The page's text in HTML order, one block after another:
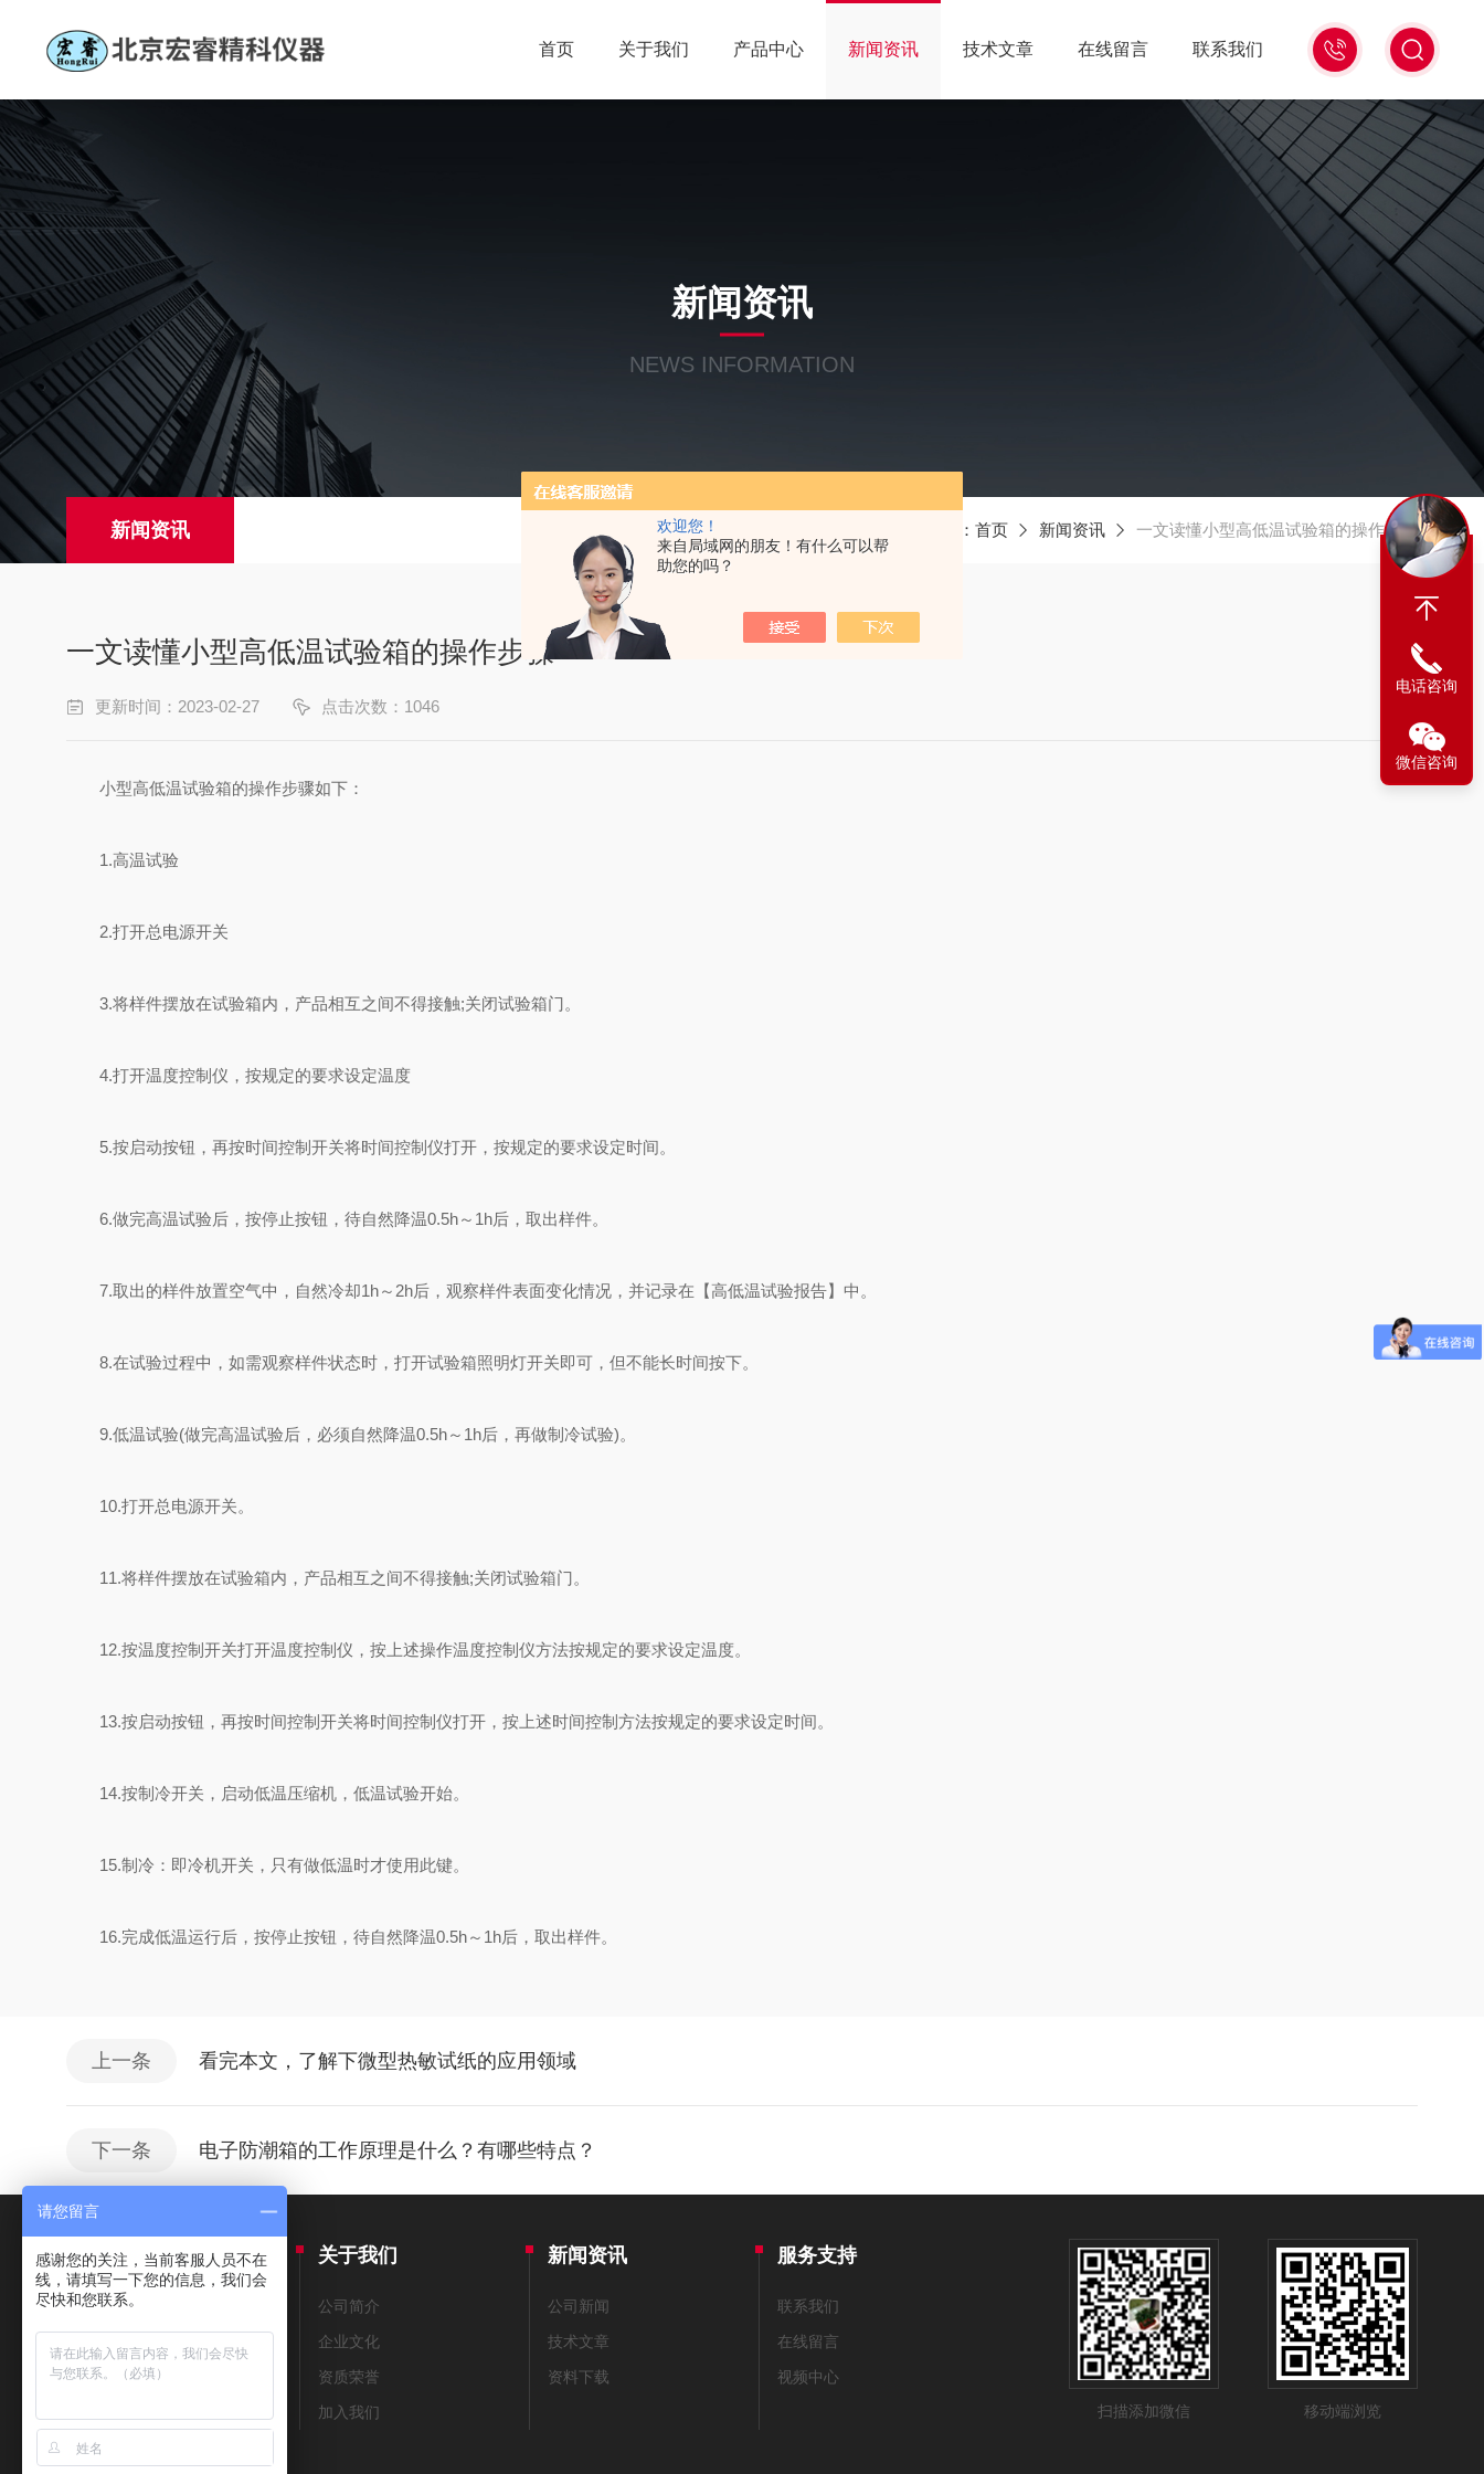
欢迎您！
来自局域网的朋友！有什么可以帮
助您的吗？
13439477936
首页 关于我们 产品中心 新闻资讯 技术文章 在线留言 联系我们
新闻资讯
NEWS INFORMATION
新闻资讯 当前位置： 首页 新闻资讯 一文读懂小型高低温试验箱的操作步骤
一文读懂小型高低温试验箱的操作步骤
更新时间：2023-02-27 点击次数：1046
小型高低温试验箱的操作步骤如下：
1.高温试验
2.打开总电源开关
3.将样件摆放在试验箱内，产品相互之间不得接触;关闭试验箱门。
4.打开温度控制仪，按规定的要求设定温度
5.按启动按钮，再按时间控制开关将时间控制仪打开，按规定的要求设定时间。
6.做完高温试验后，按停止按钮，待自然降温0.5h～1h后，取出样件。
7.取出的样件放置空气中，自然冷却1h～2h后，观察样件表面变化情况，并记录在【高低温试验报告】中。
8.在试验过程中，如需观察样件状态时，打开试验箱照明灯开关即可，但不能长时间按下。
9.低温试验(做完高温试验后，必须自然降温0.5h～1h后，再做制冷试验)。
10.打开总电源开关。
11.将样件摆放在试验箱内，产品相互之间不得接触;关闭试验箱门。
12.按温度控制开关打开温度控制仪，按上述操作温度控制仪方法按规定的要求设定温度。
13.按启动按钮，再按时间控制开关将时间控制仪打开，按上述时间控制方法按规定的要求设定时间。
14.按制冷开关，启动低温压缩机，低温试验开始。
15.制冷：即冷机开关，只有做低温时才使用此键。
16.完成低温运行后，按停止按钮，待自然降温0.5h～1h后，取出样件。
上一条 看完本文，了解下微型热敏试纸的应用领域
下一条 电子防潮箱的工作原理是什么？有哪些特点？
产品中心
THERMAX测温纸
测温笔
关于我们
公司简介
企业文化
资质荣誉
加入我们
新闻资讯
公司新闻
技术文章
资料下载
服务支持
联系我们
在线留言
视频中心
扫描添加微信
移动端浏览
电话咨询
微信咨询
请您留言
感谢您的关注，当前客服人员不在
线，请填写一下您的信息，我们会
尽快和您联系。